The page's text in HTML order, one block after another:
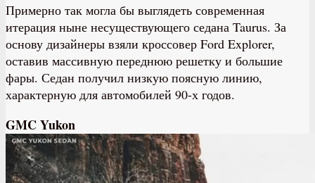
Примерно так могла бы выглядеть современная
итерация ныне несуществующего седана Taurus. За
основу дизайнеры взяли кроссовер Ford Explorer,
оставив массивную переднюю решетку и большие
фары. Седан получил низкую поясную линию,
характерную для автомобилей 90-х годов.
GMC Yukon